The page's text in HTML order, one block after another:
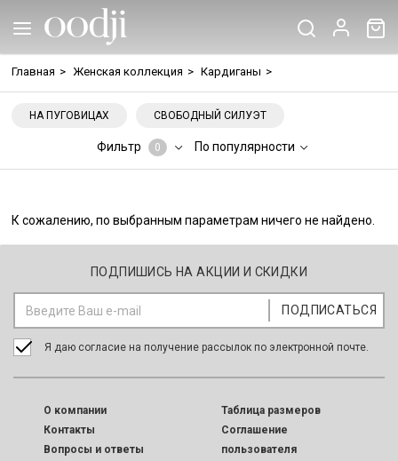
Главная > Женская коллекция > Кардиганы >
НА ПУГОВИЦАХ СВОБОДНЫЙ СИЛУЭТ
Фильтр 0 По популярности
К сожалению, по выбранным параметрам ничего не найдено.
ПОДПИШИСЬ НА АКЦИИ И СКИДКИ
Я даю согласие на получение рассылок по электронной почте.
O компании
Контакты
Вопросы и ответы
Таблица размеров
Соглашение
пользователя